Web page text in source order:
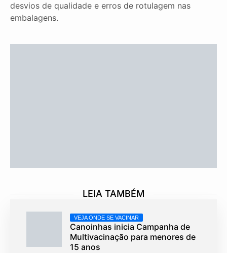
desvios de qualidade e erros de rotulagem nas
embalagens.
LEIA TAMBÉM
VEJA ONDE SE VACINAR
Canoinhas inicia Campanha de
Multivacinação para menores de
15 anos